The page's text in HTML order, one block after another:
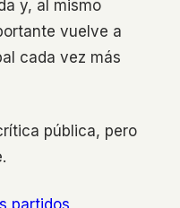
y, al mismo
vuelve a
cada vez más
pública, pero